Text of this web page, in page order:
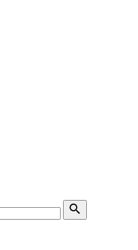
search